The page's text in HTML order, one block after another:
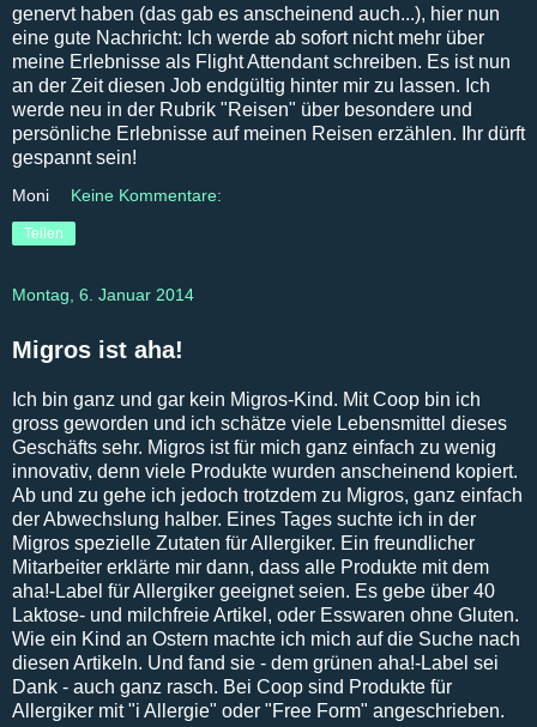
genervt haben (das gab es anscheinend auch...), hier nun
eine gute Nachricht: Ich werde ab sofort nicht mehr über
meine Erlebnisse als Flight Attendant schreiben. Es ist nun
an der Zeit diesen Job endgültig hinter mir zu lassen. Ich
werde neu in der Rubrik "Reisen" über besondere und
persönliche Erlebnisse auf meinen Reisen erzählen. Ihr dürft
gespannt sein!
Moni Keine Kommentare:
Teilen
Montag, 6. Januar 2014
Migros ist aha!
Ich bin ganz und gar kein Migros-Kind. Mit Coop bin ich
gross geworden und ich schätze viele Lebensmittel dieses
Geschäfts sehr. Migros ist für mich ganz einfach zu wenig
innovativ, denn viele Produkte wurden anscheinend kopiert.
Ab und zu gehe ich jedoch trotzdem zu Migros, ganz einfach
der Abwechslung halber. Eines Tages suchte ich in der
Migros spezielle Zutaten für Allergiker. Ein freundlicher
Mitarbeiter erklärte mir dann, dass alle Produkte mit dem
aha!-Label für Allergiker geeignet seien. Es gebe über 40
Laktose- und milchfreie Artikel, oder Esswaren ohne Gluten.
Wie ein Kind an Ostern machte ich mich auf die Suche nach
diesen Artikeln. Und fand sie - dem grünen aha!-Label sei
Dank - auch ganz rasch. Bei Coop sind Produkte für
Allergiker mit "i Allergie" oder "Free Form" angeschrieben.